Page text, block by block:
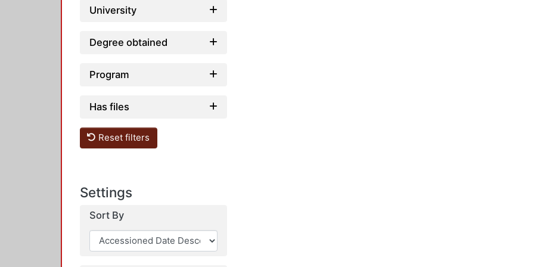
University
Degree obtained
Program
Has files
Reset filters
Settings
Sort By